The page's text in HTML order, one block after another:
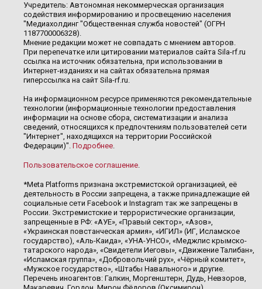
Учредитель: Автономная некоммерческая организация
содействия информированию и просвещению населения
"Медиахолдинг "Общественная служба новостей" (ОГРН
1187700006328).
Мнение редакции может не совпадать с мнением авторов.
При перепечатке или цитировании материалов сайта Sila-rf.ru
ссылка на источник обязательна, при использовании в
Интернет-изданиях и на сайтах обязательна прямая
гиперссылка на сайт Sila-rf.ru.
На информационном ресурсе применяются рекомендательные
технологии (информационные технологии предоставления
информации на основе сбора, систематизации и анализа
сведений, относящихся к предпочтениям пользователей сети
"Интернет", находящихся на территории Российской
Федерации)". Подробнее.
Пользовательское соглашение.
*Meta Platforms признана экстремистской организацией, её
деятельность в России запрещена, а также принадлежащие ей
социальные сети Facebook и Instagram так же запрещены в
России. Экстремистские и террористические организации,
запрещенные в РФ: «АУЕ», «Правый сектор», «Азов»,
«Украинская повстанческая армия», «ИГИЛ» (ИГ, Исламское
государство), «Аль-Каида», «УНА-УНСО», «Меджлис крымско-
татарского народа», «Свидетели Иеговы», «Движение Талибан»,
«Исламская группа», «Добровольчий рух», «Чёрный комитет»,
«Мужское государство», «Штабы Навального» и другие.
Перечень иноагентов: Галкин, Моргенштерн, Дудь, Невзоров,